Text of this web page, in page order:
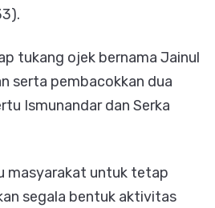
tukang ojek bernama Jainul
serta pembacokkan dua
Ismunandar dan Serka
masyarakat untuk tetap
segala bentuk aktivitas